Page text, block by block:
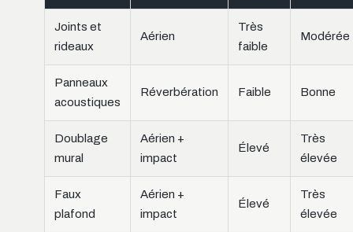
Joints et
rideaux
Aérien
Très
faible
Modérée
Panneaux
acoustiques
Réverbération Faible Bonne
Doublage
mural
Aérien +
impact
Élevé
Très
élevée
Faux
plafond
Aérien +
impact
Élevé
Très
élevée